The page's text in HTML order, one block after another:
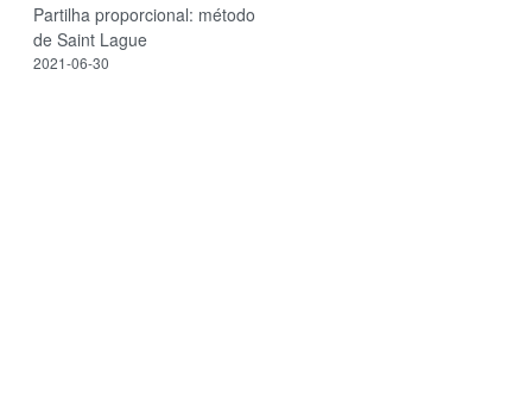
Partilha proporcional: método
de Saint Lague
2021-06-30